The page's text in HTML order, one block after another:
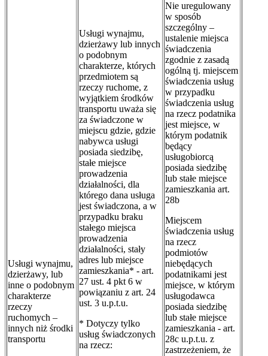
Usługi wynajmu,
dzierżawy, lub
inne o podobnym
charakterze
rzeczy
ruchomych –
innych niż środki
transportu
Usługi wynajmu,
dzierżawy lub innych
o podobnym
charakterze, których
przedmiotem są
rzeczy ruchome, z
wyjątkiem środków
transportu uważa się
za świadczone w
miejscu gdzie, gdzie
nabywca usługi
posiada siedzibę,
stałe miejsce
prowadzenia
działalności, dla
którego dana usługa
jest świadczona, a w
przypadku braku
stałego miejsca
prowadzenia
działalności, stały
adres lub miejsce
zamieszkania* - art.
27 ust. 4 pkt 6 w
powiązaniu z art. 24
ust. 3 u.p.t.u.
* Dotyczy tylko
usług świadczonych
na rzecz:
Nie uregulowany
w sposób
szczególny –
ustalenie miejsca
świadczenia
zgodnie z zasadą
ogólną tj. miejscem
świadczenia usług
w przypadku
świadczenia usług
na rzecz podatnika
jest miejsce, w
którym podatnik
będący
usługobiorcą
posiada siedzibę
lub stałe miejsce
zamieszkania art.
28b
Miejscem
świadczenia usług
na rzecz
podmiotów
niebędących
podatnikami jest
miejsce, w którym
usługodawca
posiada siedzibę
lub stałe miejsce
zamieszkania - art.
28c u.p.t.u. z
zastrzeżeniem, że